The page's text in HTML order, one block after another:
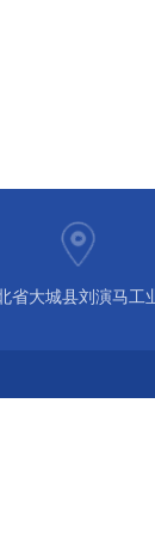
省大城县刘演马工